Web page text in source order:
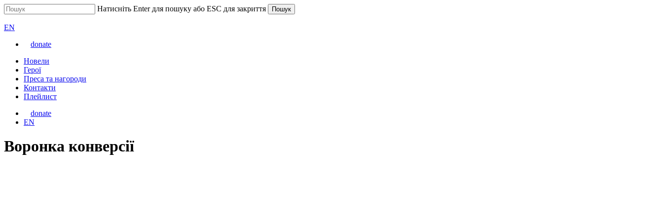
Перейти
до
основного
Натисніть Enter для пошуку або ESC для закриття Пошук
пошук
Перемкнути
сайту
EN
donate
МенюНовели
Герої
Преса та нагороди
Контакти
Плейлист
donate
Перемкнути
EN
Воронка конверсії